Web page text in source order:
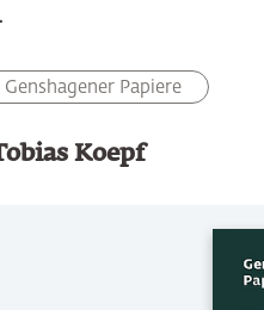
Genshagener Papiere
Koepf